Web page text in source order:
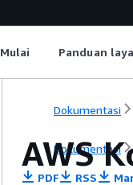
Mulai Panduan
Dokumentasi
Dokumentasi
AWS
PDF RSS